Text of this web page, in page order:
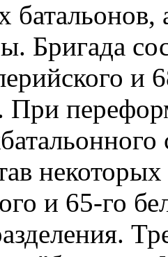
Бригада
и
При
и 65-го